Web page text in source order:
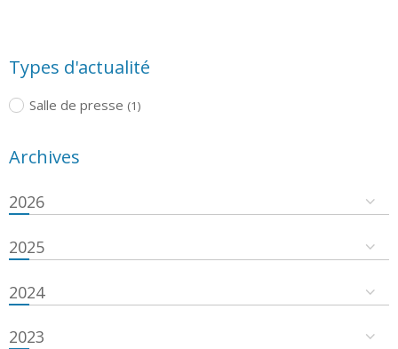
Types d'actualité
Salle de presse (1)
Archives
2026
2025
2024
2023